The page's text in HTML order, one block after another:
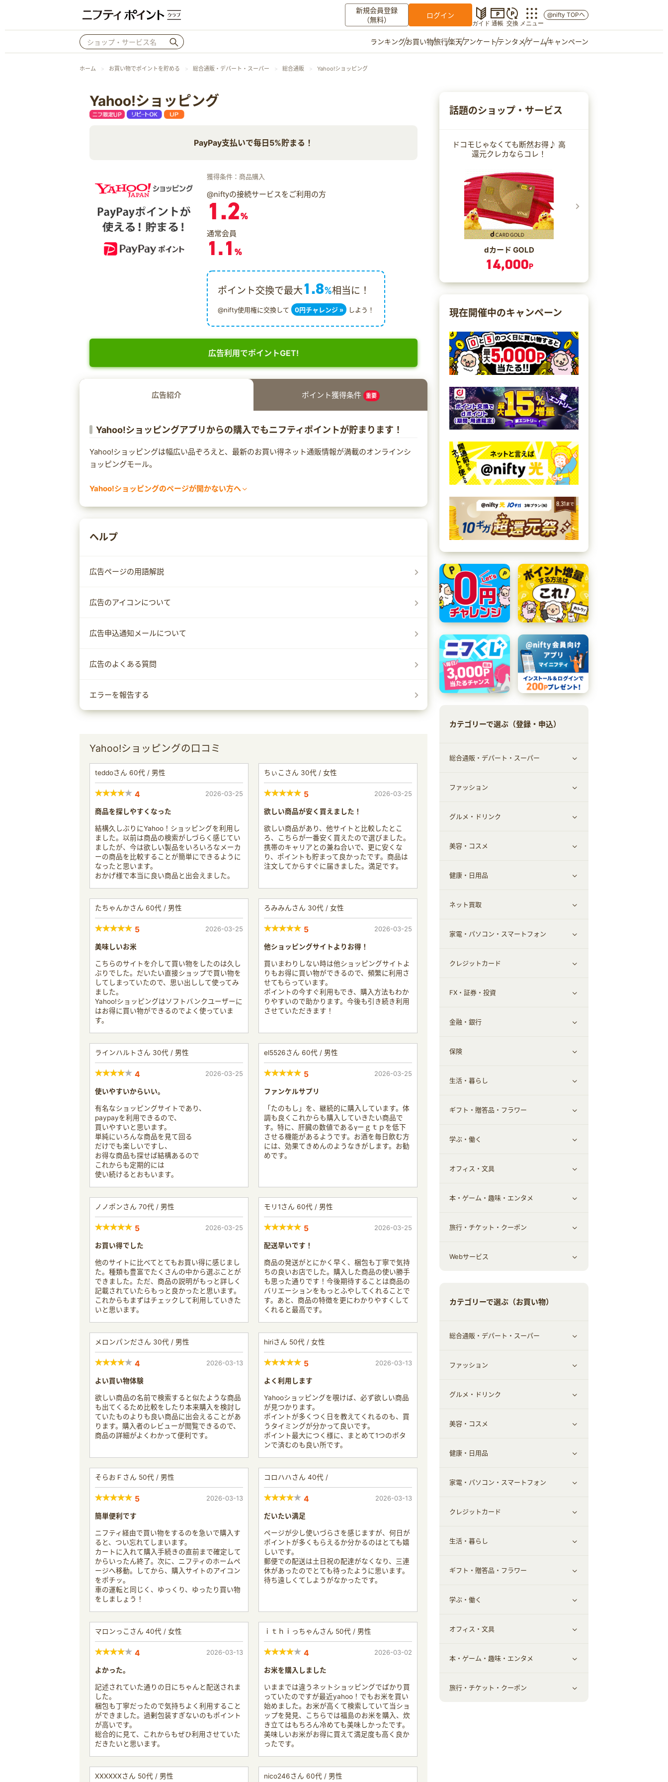
新規会員登録
（無料）
ログイン
ガイド 通帳 交換 メニュー
お知らせ
ご意見箱
@nifty TOPへ
ランキングお買い物旅行楽天アンケートテンタメゲームキャンペーン
ホーム お買い物でポイントを貯める 総合通販・デパート・スーパー 総合通販 Yahoo!ショッピング
Yahoo!ショッピング
PayPay支払いで毎日5%貯まる！
獲得条件：商品購入
@niftyの接続サービスをご利用の方
1.2%
通常会員
1.1 %
ポイント交換で最大1.8%相当に！
@nifty使用権に交換して 0円チャレンジ » しよう！
広告利用でポイントGET!
広告紹介 ポイント獲得条件 重要
Yahoo!ショッピングアプリからの購入でもニフティポイントが貯まります！
Yahoo!ショッピングは幅広い品ぞろえと、最新のお買い得ネット通販情報が満載のオンラインシ
ョッピングモール。
Yahoo!ショッピングのページが開かない方へ
Yahoo!ショッピングのページが開かなかったり、警告の文言が出てしまった場合は、セキュリティ
なお、設定方法は
サイトへ移動する
い。
ヘルプ
広告ページの用語解説
広告のアイコンについて
広告申込通知メールについて
広告のよくある質問
エラーを報告する
Yahoo!ショッピングの口コミ
teddoさん 60代 / 男性
4 2026-03-25
商品を探しやすくなった
結構久しぶりにYahoo！ショッピングを利用し
ました。以前は商品の検索がしづらく感じてい
ましたが、今は欲しい製品をいろいろなメーカ
ーの商品を比較することが簡単にできるように
なったと思います。
おかげ様で本当に良い商品と出会えました。
ちぃこさん 30代 / 女性
5 2026-03-25
欲しい商品が安く買えました！
欲しい商品があり、他サイトと比較したとこ
ろ、こちらが一番安く買えたので選びました。
携帯のキャリアとの兼ね合いで、更に安くな
り、ポイントも貯まって良かったです。商品は
注文してからすぐに届きました。満足です。
たちゃんかさん 60代 / 男性
5 2026-03-25
美味しいお米
こちらのサイトを介して買い物をしたのは久し
ぶりでした。だいたい直接ショップで買い物を
してしまっていたので、思い出しして使ってみ
ました。
Yahoo!ショッピングはソフトバンクユーザーに
はお得に買い物ができるのでよく使っていま
す。
ろみみんさん 30代 / 女性
5 2026-03-25
他ショッピングサイトよりお得！
買いまわりしない時は他ショッピングサイトよ
りもお得に買い物ができるので、頻繁に利用さ
せてもらっています。
ポイントの今すぐ利用もでき、購入方法もわか
りやすいので助かります。今後も引き続き利用
させていただきます！
ラインハルトさん 30代 / 男性
4 2026-03-25
使いやすいからいい。
有名なショッピングサイトであり、
paypayを利用できるので、
買いやすいと思います。
単純にいろんな商品を見て回る
だけでも楽しいですし、
お得な商品も探せば結構あるので
これからも定期的には
使い続けるとおもいます。
el5526さん 60代 / 男性
5 2026-03-25
ファンケルサプリ
「たのもし」を、継続的に購入しています。体
調も良くこれからも購入していきたい商品で
す。特に、肝臓の数値であるγーｇｔｐを低下
させる機能があるようです。お酒を毎日飲む方
には、効果てきめんのようなきがします。お勧
めです。
ノノポンさん 70代 / 男性
5 2026-03-25
お買い得でした
他のサイトに比べてとてもお買い得に感じまし
た。種類も豊富でたくさんの中から選ぶことが
できました。ただ、商品の説明がもっと詳しく
記載されていたらもっと良かったと思います。
これからもまずはチェックして利用していきた
いと思います。
モリ1さん 60代 / 男性
5 2026-03-25
配送早いです！
商品の発送がとにかく早く、梱包も丁寧で気持
ちの良いお店でした。購入した商品の使い勝手
も思った通りです！今後期待することは商品の
バリエーションをもっとふやしてくれることで
す。あと、商品の特徴を更にわかりやすくして
くれると最高です。
メロンパンださん 30代 / 男性
4 2026-03-13
よい買い物体験
欲しい商品の名前で検索すると似たような商品
も出てくるため比較をしたり本来購入を検討し
ていたものよりも良い商品に出会えることがあ
ります。購入者のレビューが閲覧できるので、
商品の詳細がよくわかって便利です。
hiriさん 50代 / 女性
5 2026-03-13
よく利用します
Yahooショッピングを覗けば、必ず欲しい商品
が見つかります。
ポイントが多くつく日を教えてくれるのも、買
うタイミングが分かって良いです。
ポイント最大につく様に、まとめて1つのボタ
ンで済むのも良い所です。
そらおＦさん 50代 / 男性
5 2026-03-13
簡単便利です
ニフティ経由で買い物をするのを急いで購入す
ると、つい忘れてしまいます。
カートに入れて購入手続きの直前まで確定して
からいったん終了。次に、ニフティのホームペ
ージへ移動。してから、購入サイトのアイコン
をポチッ。
車の運転と同じく、ゆっくり、ゆったり買い物
をしましょう！
コロハハさん 40代 /
4 2026-03-13
だいたい満足
ページが少し使いづらさを感じますが、何日が
ポイントが多くもらえるか分かるのはとても嬉
しいです。
郵便での配送は土日祝の配達がなくなり、三連
休があったのでとても待ったように思います。
待ち遠しくてしようがなかったです。
マロンっこさん 40代 / 女性
4 2026-03-13
よかった。
記述されていた通りの日にちゃんと配送されま
した。
梱包も丁寧だったので気持ちよく利用すること
ができました。過剰包装すぎないのもポイント
が高いです。
総合的に見て、これからもぜひ利用させていた
だきたいと思います。
ｉｔｈｉっちゃんさん 50代 / 男性
4 2026-03-02
お米を購入しました
いままでは違うネットショッピングでばかり買
っていたのですが最近yahoo！でもお米を買い
始めました。お米が高くて検索していて当ショ
ップを発見、こちらでは福島のお米を購入、炊
き立てはもちろん冷めても美味しかったです。
美味しいお米がお得に買えて満足度も高く良か
ったです。
XXXXXXさん 50代 / 男性 nico246さん 60代 / 男性
話題のショップ・サービス
ドコモじゃなくても断然お得♪ 高
還元クレカならコレ！
dカード GOLD
14,000P
現在開催中のキャンペーン
カテゴリーで選ぶ（登録・申込）
総合通販・デパート・スーパー
すべて見る
総合通販
ファッション
すべて見る
ファッション
インナー・下着
スーツ・フォーマル
グルメ・ドリンク
すべて見る
グルメ
お酒
食材宅配
ウォーターサーバー
美容・コスメ
すべて見る
ヘアケア
エステ・サロン
メンズ美容
健康・日用品
すべて見る
スポーツ・フィットネス
日用品・薬局・からだ
ネット買取
すべて見る
ネット買取
家電・パソコン・スマートフォン
すべて見る
家電・パソコン・ソフトウェア
通信・レンタルサーバー
スマホ・携帯電話・SIM
定額制有料コンテンツ
クレジットカード
すべて見る
クレジットカード
FX・証券・投資
すべて見る
証券
仮想通貨
その他投資
金融・銀行
銀行・ネット銀行
キャッシング・ローン
その他金融
保険
すべて見る
保険相談・面談
生活・暮らし
すべて見る
住まい・暮らし
不動産
引越し
エコ・エネルギー
車情報・カーシェア・レンタル
ギフト・贈答品・フラワー
すべて見る
ギフト・贈答品
学ぶ・働く
すべて見る
習い事・学習・学校
仕事・転職
オフィス・文具
すべて見る
オフィス・文具
本・ゲーム・趣味・エンタメ
すべて見る
ゲーム・趣味
旅行・チケット・クーポン
すべて見る
Webサービス
カテゴリーで選ぶ（お買い物）
総合通販・デパート・スーパー
すべて見る
総合通販
デパート・スーパー
ファッション
すべて見る
ファッション
インナー・下着
靴・フットウェア
小物・かばん
スーツ・フォーマル
グルメ・ドリンク
すべて見る
グルメ
ドリンク
お酒
食材宅配
美容・コスメ
すべて見る
スキンケア
メイクアップ
ヘアケア
メンズ美容
美容・ダイエット用品
脱毛用品
美容食品
健康・日用品
すべて見る
健康食品｜青汁・飲料
健康食品｜乳酸菌・ケフィア
健康食品｜その他
スポーツ・フィットネス
日用品・薬局・からだ
家電・パソコン・スマートフォン
すべて見る
家電・パソコン・ソフトウェア
スマホ・携帯電話・SIM
クレジットカード
すべて見る
クレジットカード
生活・暮らし
すべて見る
車情報・カーシェア・レンタル
お役立ち
生活雑貨・家具インテリア
赤ちゃん・こども・マタニティ
ギフト・贈答品・フラワー
すべて見る
ギフト・贈答品
フラワー
学ぶ・働く
すべて見る
習い事・学習・学校
オフィス・文具
すべて見る
オフィス・文具
本・ゲーム・趣味・エンタメ
すべて見る
旅行・チケット・クーポン